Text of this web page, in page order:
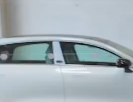
起，还有最高1.2万权益。奔